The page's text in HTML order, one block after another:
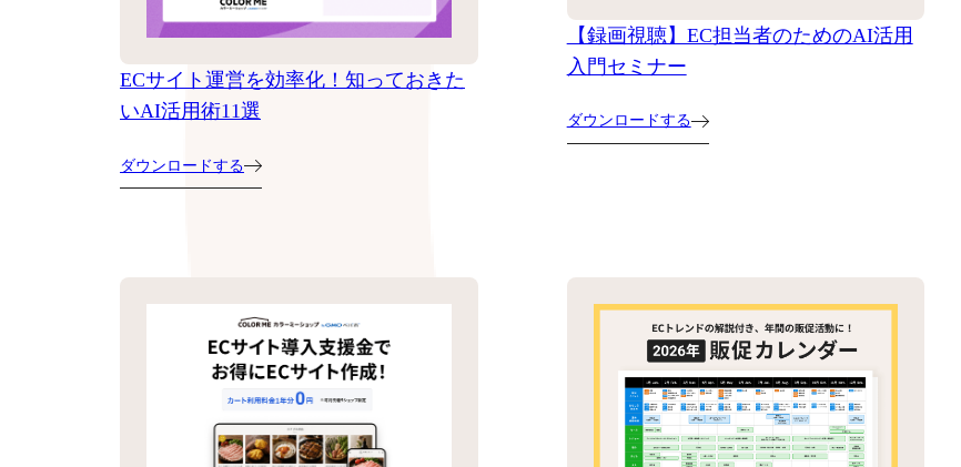
ECサイト運営を効率化！知っておきた
いAI活用術11選
ダウンロードする
【録画視聴】EC担当者のためのAI活用
入門セミナー
ダウンロードする